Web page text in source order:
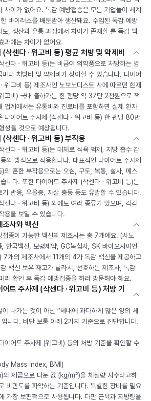
차이가 없어요. 독감 예방접종은 모든 기업들이 세계
바이러스를 배분받아 생산돼요. 수입된 독감 예방
도, 생산과 유통 과정에서 차이가 존재할 뿐 독감 백
과에는 차이가 없어요.
삭센다 · 위고비 등) 평균 처방 및 약제비
센다 · 위고비 등)는 비급여 의약품으로 처방하는 병
마다 처방비 및 약제비가 상이할 수 있습니다. 다이어
위고비 등) 제조사인 노보노디스트 사에 따르면 현재
고비) 국내 출하가는 한 펜당 약 37만 2천원으로 책
업계에서는 유통비와 진료비를 포함하면 실제 환자
다이어트 주사제 (삭센다 · 위고비 등) 한 펜당 80만
성될 것으로 예상됩니다.
삭센다 · 위고비 등) 부작용
센다 · 위고비 등)는 대체로 식욕 억제, 지방 흡수 감
의 방식으로 작용합니다. 대표적인 다이어트 주사제
)의 흔한 부작용으로는 오심, 구토, 복통, 설사, 메스
니다. 또한 다이어트 주사제 (삭센다 · 위고비 등)는
기 반응, 우울증, 자살 충동 등도 유발할 수 있습니다.
센다 · 위고비 등) 외에도 여러 종류가 있으며, 각각
용을 보일 수 있습니다.
조사와 백신
접종이 가능한 백신의 제조사는 총 7개에요. (사노
한국백신, 보령제약, GC녹십자, SK 바이오사이언
7개의 제조사에서 11개의 4가 독감 백신을 제공하고
백신 보유 재고가 달라서, 선호하는 제조사, 독감
리 확인 후 독감 예방접종을 하러 방문해야 해요.
트 주사제 (삭센다 · 위고비 등) 처방 기
이 나가는 것이 아닌 “체내에 과다하게 많은 양의 체
니다. 비만 보통 아래 2가지 기준으로 진단합니다.
이어트 주사제 (위고비) 등의 처방 기준을 확인할 수
Mass Index, BMI)
의 제곱으로 나눈 값 (kg/m²)을 체질량 지수라고하
비만도를 파악하는 기준입니다. 특별한 장비를 필요
가장 보편적으로 사용됩니다. 다만 근육과 지방량을